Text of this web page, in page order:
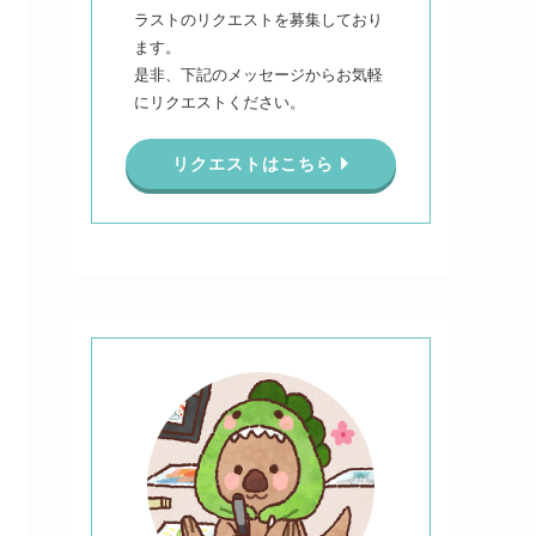
ラストのリクエストを募集しており
ます。
是非、下記のメッセージからお気軽
にリクエストください。
リクエストはこちら